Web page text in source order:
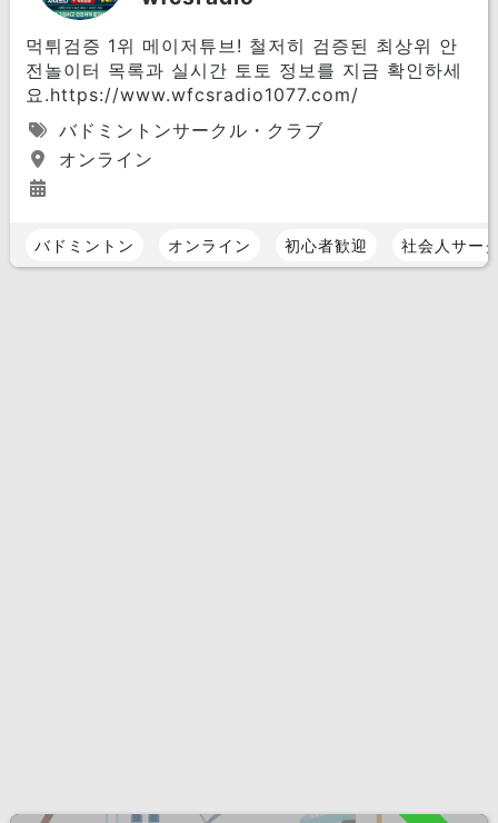
먹튀검증 1위 메이저튜브! 철저히 검증된 최상위 안
전놀이터 목록과 실시간 토토 정보를 지금 확인하세
요.https://www.wfcsradio1077.com/
バドミントンサークル・クラブ
オンライン
バドミントン オンライン 初心者歓迎 社会人サー